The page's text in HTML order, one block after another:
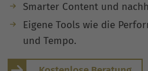
Smarter Content und
Eigene Tools wie die
und Tempo.